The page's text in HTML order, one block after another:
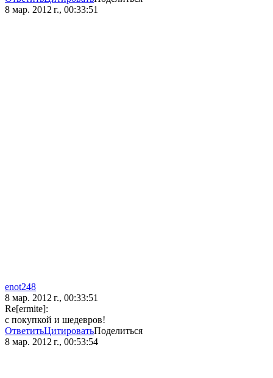
8 мар. 2012 г., 00:33:51
enot248
8 мар. 2012 г., 00:33:51
Re[ermite]:
с покупкой и шедевров!
ОтветитьЦитироватьПоделиться
8 мар. 2012 г., 00:53:54